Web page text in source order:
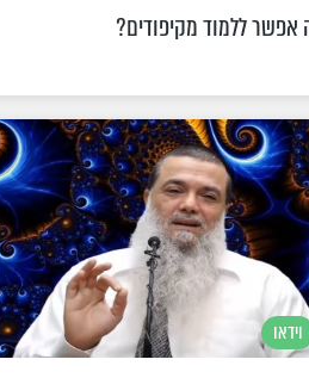
אפשר ללמוד מקיפודים?
וידאו